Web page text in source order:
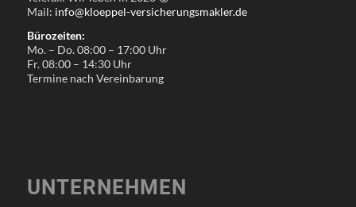
Mail: info@kloeppel-versicherungsmakler.de
Bürozeiten:
Mo. – Do. 08:00 – 17:00 Uhr
Fr. 08:00 – 14:30 Uhr
Termine nach Vereinbarung
UNTERNEHMEN